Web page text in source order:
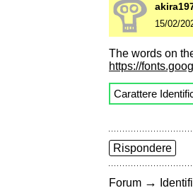
15/02/
The words on
https://
Carattere
Rispondere
Forum →